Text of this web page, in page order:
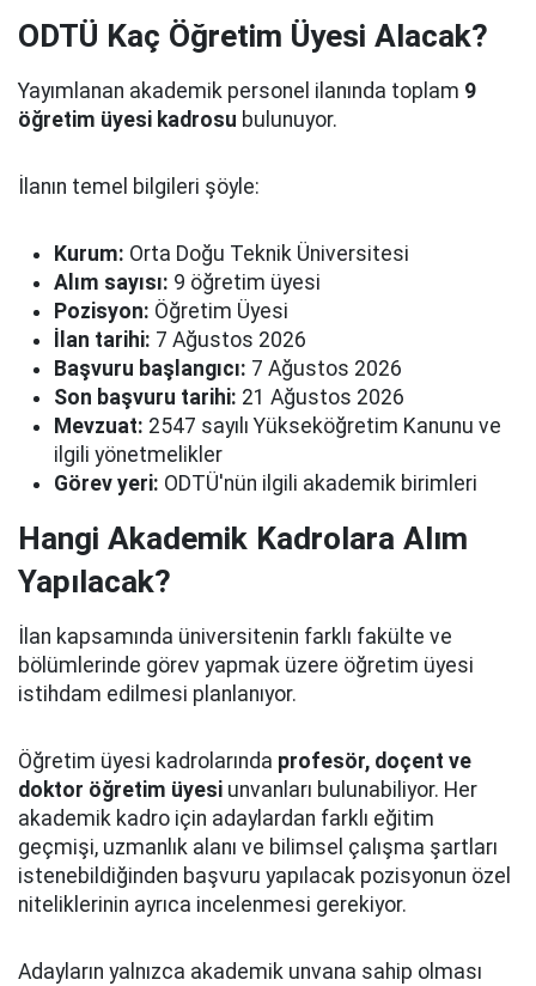
ODTÜ Kaç Öğretim Üyesi Alacak?
Yayımlanan akademik personel ilanında toplam 9
öğretim üyesi kadrosu bulunuyor.
İlanın temel bilgileri şöyle:
Kurum: Orta Doğu Teknik Üniversitesi
Alım sayısı: 9 öğretim üyesi
Pozisyon: Öğretim Üyesi
İlan tarihi: 7 Ağustos 2026
Başvuru başlangıcı: 7 Ağustos 2026
Son başvuru tarihi: 21 Ağustos 2026
Mevzuat: 2547 sayılı Yükseköğretim Kanunu ve
ilgili yönetmelikler
Görev yeri: ODTÜ'nün ilgili akademik birimleri
Hangi Akademik Kadrolara Alım
Yapılacak?
İlan kapsamında üniversitenin farklı fakülte ve
bölümlerinde görev yapmak üzere öğretim üyesi
istihdam edilmesi planlanıyor.
Öğretim üyesi kadrolarında profesör, doçent ve
doktor öğretim üyesi unvanları bulunabiliyor. Her
akademik kadro için adaylardan farklı eğitim
geçmişi, uzmanlık alanı ve bilimsel çalışma şartları
istenebildiğinden başvuru yapılacak pozisyonun özel
niteliklerinin ayrıca incelenmesi gerekiyor.
Adayların yalnızca akademik unvana sahip olması